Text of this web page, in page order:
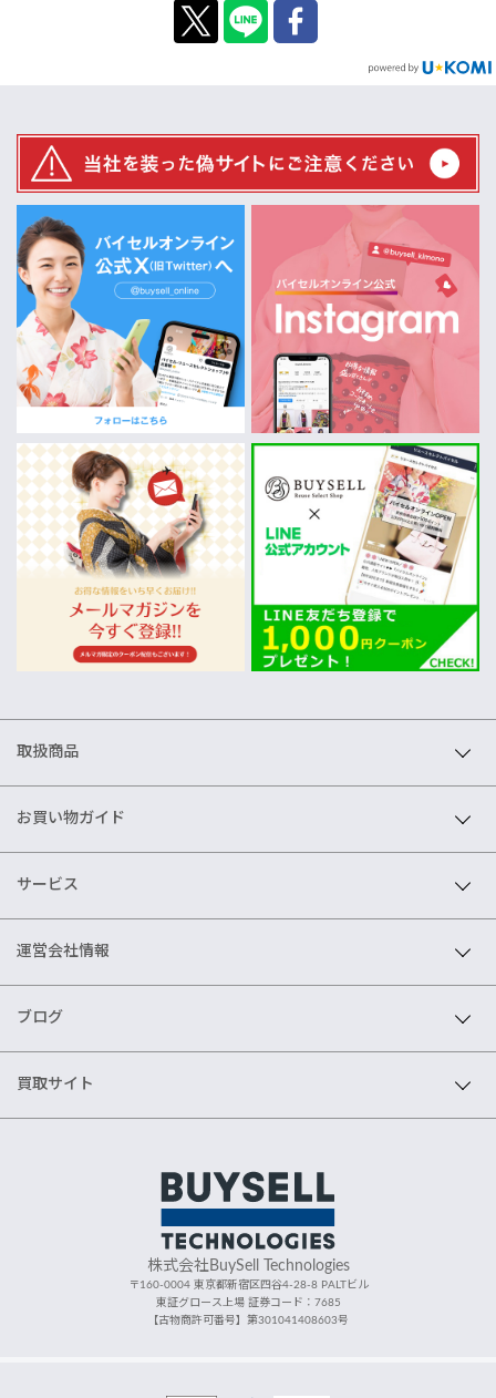
取扱商品
お買い物ガイド
サービス
運営会社情報
ブログ
買取サイト
株式会社BuySell Technologies
〒160-0004 東京都新宿区四谷4-28-8 PALTビル
東証グロース上場 証券コード：7685
【古物商許可番号】第301041408603号